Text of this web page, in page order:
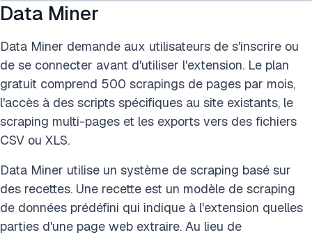
Data Miner
Data Miner demande aux utilisateurs de s'inscrire ou
de se connecter avant d'utiliser l'extension. Le plan
gratuit comprend 500 scrapings de pages par mois,
l'accès à des scripts spécifiques au site existants, le
scraping multi-pages et les exports vers des fichiers
CSV ou XLS.
Data Miner utilise un système de scraping basé sur
des recettes. Une recette est un modèle de scraping
de données prédéfini qui indique à l'extension quelles
parties d'une page web extraire. Au lieu de